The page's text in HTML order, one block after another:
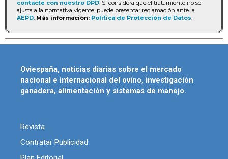
contacte con nuestro DPD . Si considera que el tratamiento no se
ajusta a la normativa vigente, puede presentar reclamación ante la
AEPD Más información: Política de Protección de Datos
Oviespaña, noticias diarias sobre el mercado
nacional e internacional del ovino, investigación
ganadera, alimentación y sistemas de manejo.
Revista
Contratar Publicidad